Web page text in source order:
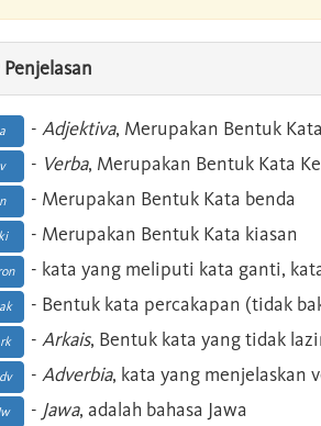
Penjelasan
a - Adjektiva, Merupakan Bentuk
v - Verba, Merupakan Bentuk Kata
n - Merupakan Bentuk Kata benda
ki - Merupakan Bentuk Kata kiasan
- kata yang meliputi kata ganti,
- Bentuk kata percakapan (tidak
- Arkais, Bentuk kata yang tidak
- Adverbia, kata yang menjelaskan
- Jawa, adalah bahasa Jawa